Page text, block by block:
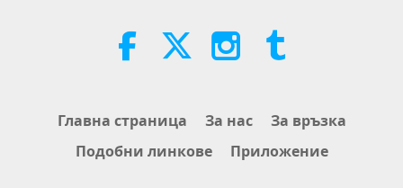
38:07
Islamic Ethics on Water:
Selections from the Hadith, Part 1
of 2
Главна страница За нас
За връзка
Подобни линкове
Приложение